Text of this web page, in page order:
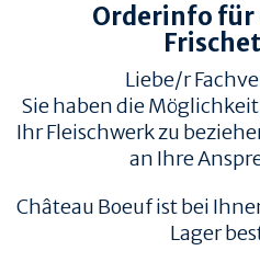
Orderinfo für
Liebe/r
Sie haben die
Ihr Fleischwerk zu
an Ihre
Château Boeuf ist bei
Lager
HERKUNFT & HALTUNG
RINDERRASSEN
ZERTIFIZIERUNGEN
EMPFOHLENE SEITEN